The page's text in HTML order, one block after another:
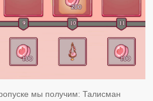
мы получим: Талисман